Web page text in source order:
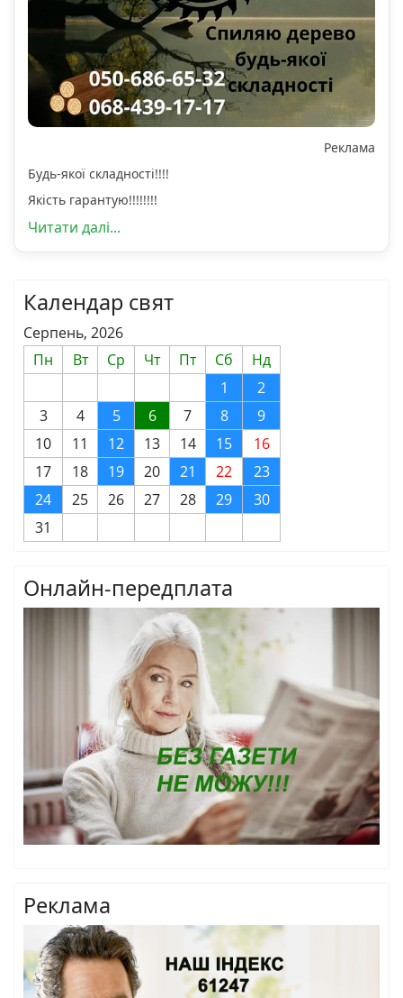
Реклама
Будь-якої складності!!!!
Якість гарантую!!!!!!!!
Читати далі...
Календар свят
Серпень, 2026
Пн
Вт Ср Чт Пт Сб
Нд
1
2
3
4 5 6 7 8
9
10
11 12 13 14 15
16
17
18 19 20 21 22
23
24
25 26 27 28 29
30
31
Онлайн-передплата
Реклама